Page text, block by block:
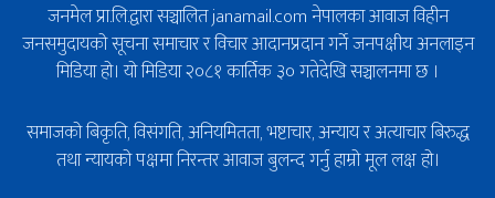
जनमेल प्रा.लि.द्वारा सञ्चालित janamail.com नेपालका आवाज विहीन
जनसमुदायको सूचना समाचार र विचार आदानप्रदान गर्ने जनपक्षीय अनलाइन
मिडिया हो। यो मिडिया २०८१ कार्तिक ३० गतेदेखि सञ्चालनमा छ ।
समाजको बिकृति, विसंगति, अनियमितता, भष्टाचार, अन्याय र अत्याचार बिरुद्ध
तथा न्यायको पक्षमा निरन्तर आवाज बुलन्द गर्नु हाम्रो मूल लक्ष हो।